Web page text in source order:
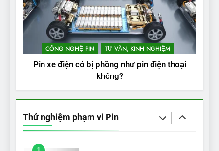
CÔNG NGHỆ PIN TƯ VẤN, KINH NGHIỆM
Pin xe điện có bị phồng như pin điện thoại
không?
Thử nghiệm phạm vi Pin
VinFast VF 8 chạy cao tốc
được bao xa, mỗi kW điện đi
được bao nhiêu km?
THỬ NGHIỆM PHẠM VI PIN
VinFast VF 5 di chuyển được
bao nhiêu km sau mỗi lần
sạc đầy?
THỬ NGHIỆM PHẠM VI PIN